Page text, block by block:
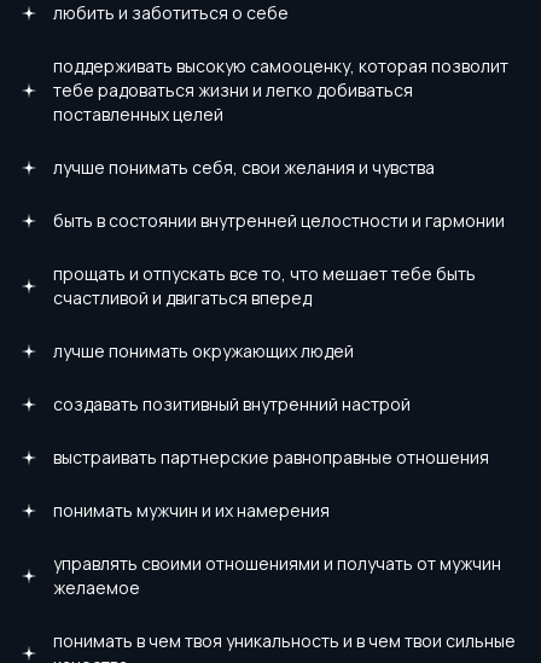
любить и заботиться о себе
поддерживать высокую самооценку, которая позволит
тебе радоваться жизни и легко добиваться
поставленных целей
лучше понимать себя, свои желания и чувства
быть в состоянии внутренней целостности и гармонии
прощать и отпускать все то, что мешает тебе быть
счастливой и двигаться вперед
лучше понимать окружающих людей
создавать позитивный внутренний настрой
выстраивать партнерские равноправные отношения
понимать мужчин и их намерения
управлять своими отношениями и получать от мужчин
желаемое
понимать в чем твоя уникальность и в чем твои сильные